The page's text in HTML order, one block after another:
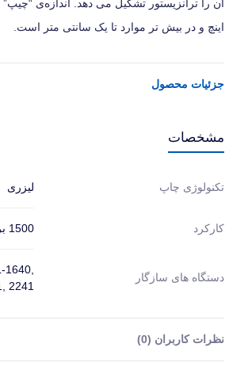
آن را ترانزیستور تشکیل می‌ دهد. اندازه‌ی
اینچ و در بیش‌ تر موارد تا یک سانتی‌ متر است.
جزئیات محصول
مشخصات
تکنولوژی چاپ لیزری
کارکرد 1500 برگ
دستگاه های سازگار
1640,
2241
نظرات کاربران (0)